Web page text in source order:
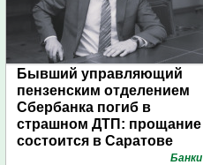
Бывший управляющий
пензенским отделением
Сбербанка погиб в
страшном ДТП: прощание
состоится в Саратове
Банки